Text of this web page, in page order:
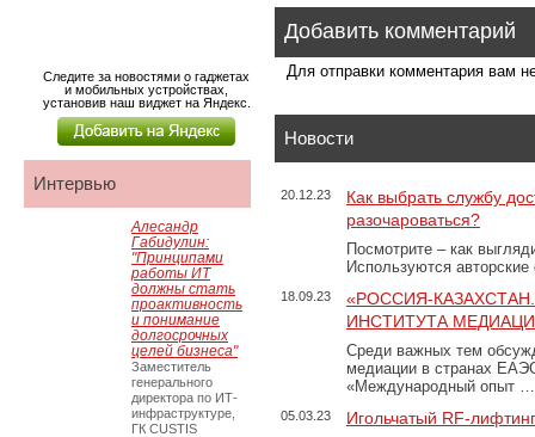
Добавить комментарий
Для отправки комментария вам
Новости
20.12.23
Как выбрать службу
разочароваться?
Посмотрите – как
Используются
18.09.23
«РОССИЯ-
ИНСТИТУТА
Среди важных тем
медиации в странах
«Международный опыт …
05.03.23 Игольчатый RF-
Следите за новостями о гаджетах
и мобильных устройствах,
установив наш виджет на Яндекс.
Интервью
Алесандр
Габидулин:
"Принципами
работы ИТ
должны стать
проактивность
и понимание
долгосрочных
целей бизнеса"
Заместитель
генерального
директора по ИТ-
инфраструктуре,
ГК CUSTIS